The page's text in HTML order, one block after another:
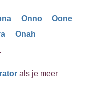
Onno
Oone
Onah
als je meer